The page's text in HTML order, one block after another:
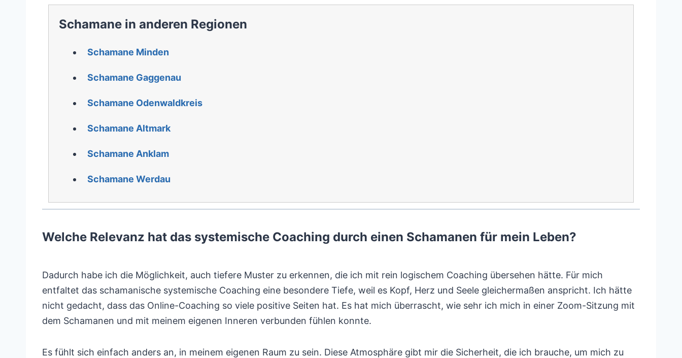
Schamane in anderen Regionen
Schamane Minden
Schamane Gaggenau
Schamane Odenwaldkreis
Schamane Altmark
Schamane Anklam
Schamane Werdau
Welche Relevanz hat das systemische Coaching durch einen Schamanen für mein Leben?
Dadurch habe ich die Möglichkeit, auch tiefere Muster zu erkennen, die ich mit rein logischem Coaching übersehen hätte. Für mich
entfaltet das schamanische systemische Coaching eine besondere Tiefe, weil es Kopf, Herz und Seele gleichermaßen anspricht. Ich hätte
nicht gedacht, dass das Online-Coaching so viele positive Seiten hat. Es hat mich überrascht, wie sehr ich mich in einer Zoom-Sitzung mit
dem Schamanen und mit meinem eigenen Inneren verbunden fühlen konnte.
Es fühlt sich einfach anders an, in meinem eigenen Raum zu sein. Diese Atmosphäre gibt mir die Sicherheit, die ich brauche, um mich zu